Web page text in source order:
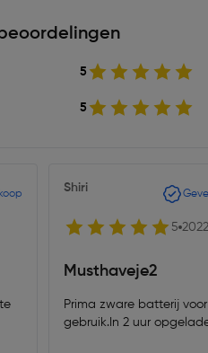
5
5
Shiri
5
Musthaveje2
Prima zware batterij
gebruik.In 2 uur